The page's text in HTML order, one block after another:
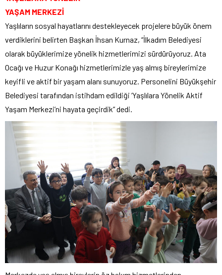
YAŞAM MERKEZİ
Yaşlıların sosyal hayatlarını destekleyecek projelere büyük önem
verdiklerini belirten Başkan İhsan Kurnaz, “İlkadım Belediyesi
olarak büyüklerimize yönelik hizmetlerimizi sürdürüyoruz. Ata
Ocağı ve Huzur Konağı hizmetlerimizle yaş almış bireylerimize
keyifli ve aktif bir yaşam alanı sunuyoruz. Personelini Büyükşehir
Belediyesi tarafından istihdam edildiği ‘Yaşlılara Yönelik Aktif
Yaşam Merkezi’ni hayata geçirdik” dedi.